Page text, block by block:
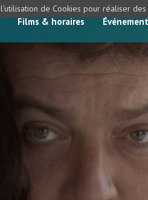
Films & horaires
de Cookies pour réaliser